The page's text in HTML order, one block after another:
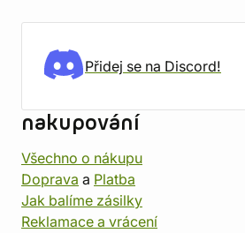
Přidej se na Discord!
nakupování
Všechno o nákupu
Doprava a Platba
Jak balíme zásilky
Reklamace a vrácení